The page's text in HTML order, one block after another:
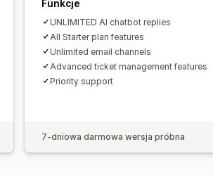
Funkcje
UNLIMITED AI chatbot replies
All Starter plan features
Unlimited email channels
Advanced ticket management features
Priority support
7-dniowa darmowa wersja próbna